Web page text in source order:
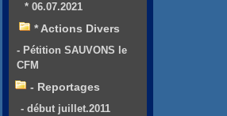
* 06.07.2021
* Actions Divers
- Pétition SAUVONS le
CFM
- Reportages
- début juillet.2011